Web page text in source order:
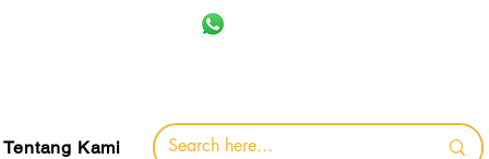
Tentang Kami